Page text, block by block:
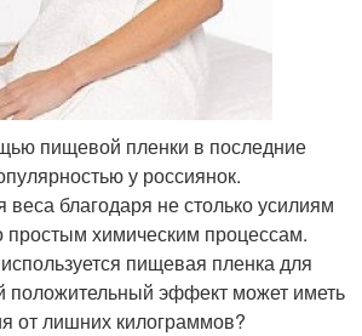
пищевой пленки в последние
у россиянок.
веса благодаря не столько усилиям
простым химическим процессам.
пищевая пленка для
положительный эффект может иметь
от лишних килограммов?